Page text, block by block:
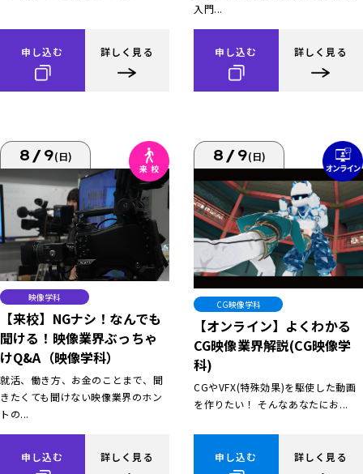
申し込む 詳しく見る
入門...
申し込む 詳しく見る
8/9(日)
映像学科
【来校】NGナシ！なんでも
聞ける！映像業界ぶっちゃ
けQ&A（映像学科）
就活、働き方、お金のことまで、聞
きたくても聞けない映像業界のホン
トの...
申し込む 詳しく見る
8/9(日)
CG映像学科
【オンライン】よくわかる
CG映像業界解説(CG映像学
科)
CGやVFX(特殊効果)を駆使した動画
を作りたい！ そんなあなたにお...
申し込む 詳しく見る